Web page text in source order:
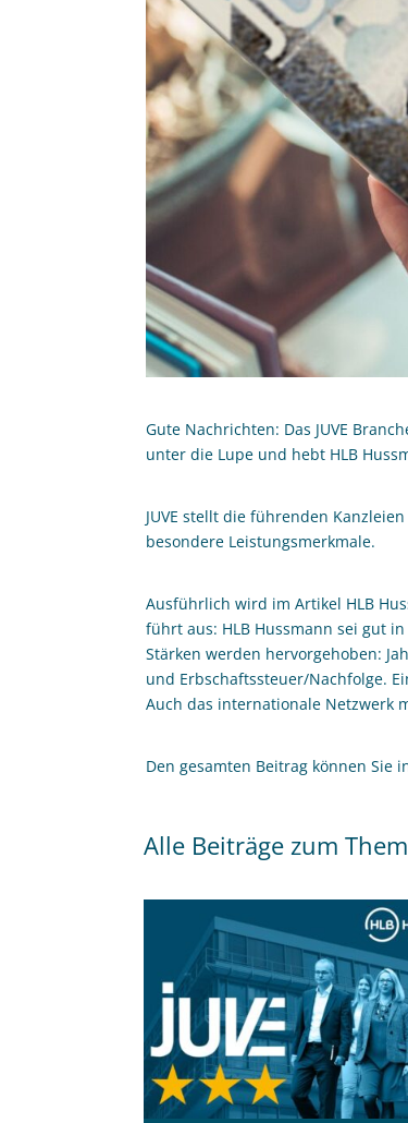
Gute Nachrichten: Das JUVE
unter die Lupe und hebt HLB
JUVE stellt die führenden
besondere Leistungsmerkmale.
Ausführlich wird im Artikel HLB
führt aus: HLB Hussmann sei gut
Stärken werden hervorgehoben:
und Erbschaftssteuer/Nachfolge.
Auch das internationale Netzwerk
Den gesamten Beitrag können Sie
Alle Beiträge zum